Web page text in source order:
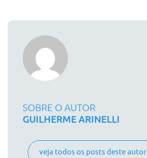
SOBRE O AUTOR
GUILHERME ARINELLI
veja todos os posts deste autor